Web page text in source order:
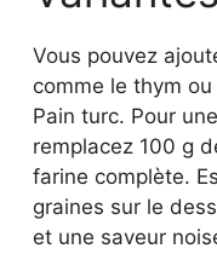
Vous pouvez
comme le thym
Pain turc. Pour
remplacez 100 g
farine complète.
graines sur le
et une saveur